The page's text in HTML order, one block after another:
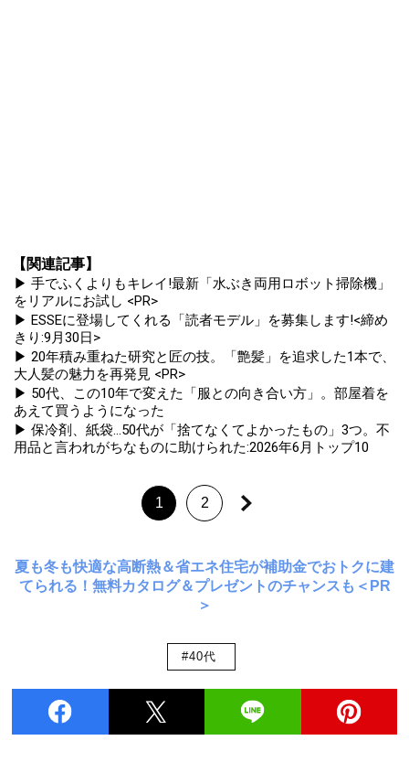
【関連記事】
▶ 手でふくよりもキレイ!最新「水ぶき両用ロボット掃除機」
をリアルにお試し <PR>
▶ ESSEに登場してくれる「読者モデル」を募集します!<締め
きり:9月30日>
▶ 20年積み重ねた研究と匠の技。「艶髪」を追求した1本で、
大人髪の魅力を再発見 <PR>
▶ 50代、この10年で変えた「服との向き合い方」。部屋着を
あえて買うようになった
▶ 保冷剤、紙袋...50代が「捨てなくてよかったもの」3つ。不
用品と言われがちなものに助けられた:2026年6月トップ10
1 2
夏も冬も快適な高断熱＆省エネ住宅が補助金でおトクに建
てられる！無料カタログ＆プレゼントのチャンスも＜PR
＞
#40代